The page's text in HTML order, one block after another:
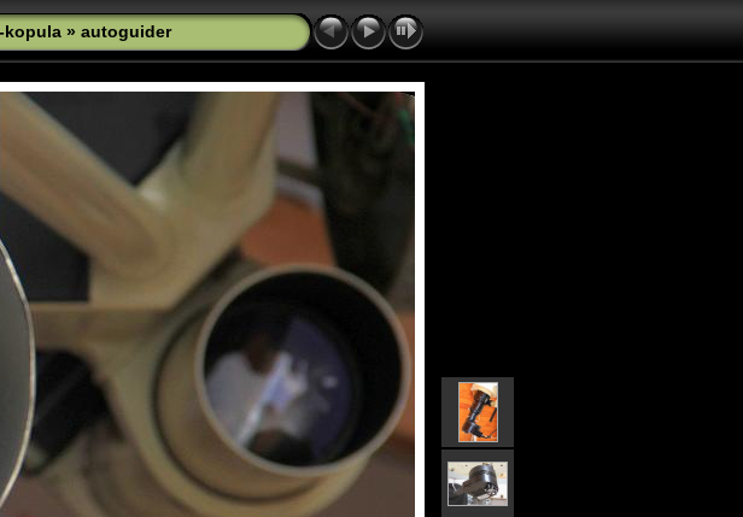
kopula » autoguider